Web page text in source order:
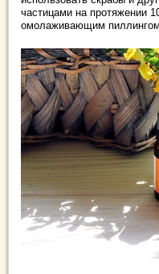
частицами на протяжении
омолаживающим